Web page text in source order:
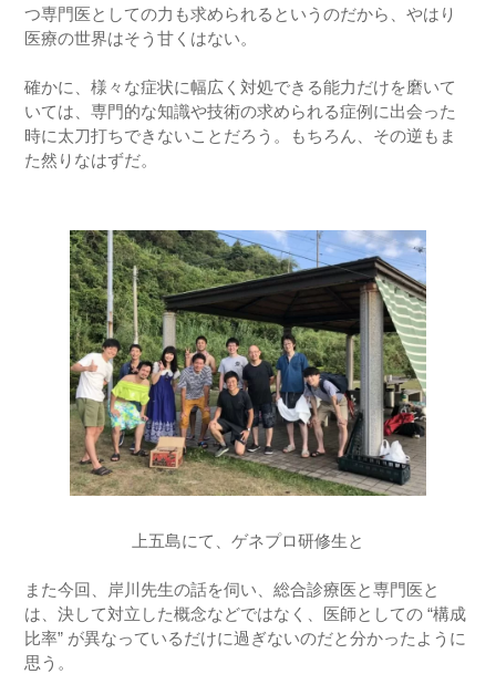
つ専門医としての力も求められるというのだから、やはり
医療の世界はそう甘くはない。
確かに、様々な症状に幅広く対処できる能力だけを磨いて
いては、専門的な知識や技術の求められる症例に出会った
時に太刀打ちできないことだろう。もちろん、その逆もま
た然りなはずだ。
上五島にて、ゲネプロ研修生と
また今回、岸川先生の話を伺い、総合診療医と専門医と
は、決して対立した概念などではなく、医師としての “構成
比率” が異なっているだけに過ぎないのだと分かったように
思う。